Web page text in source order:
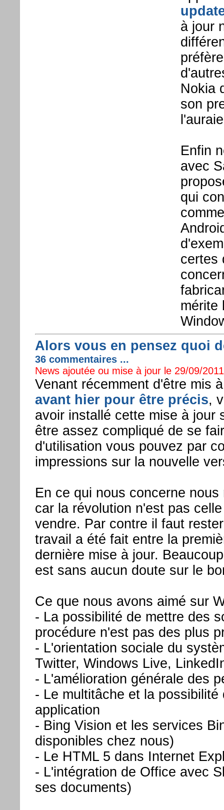
à jour
Nokia
son
Enfin
avec
qui
certes
mérite
Alors vous en pensez quoi
36 commentaires ...
News ajoutée ou mise à jour le 29/09/
Venant récemment d'être mis
avant hier pour être précis,
avoir installé cette mise à jour
être assez compliqué de se
d'utilisation vous pouvez par
impressions sur la nouvelle
En ce qui nous concerne
car la révolution n'est pas
vendre. Par contre il faut
travail a été fait entre la
dernière mise à jour.
est sans aucun doute sur le
Ce que nous avons aimé sur
- La possibilité de mettre des
procédure n'est pas des plus
- L'orientation sociale du
Twitter, Windows Live,
- L'amélioration générale des
- Le multitâche et la
application
- Bing Vision et les services
disponibles chez nous)
- Le HTML 5 dans Internet
- L'intégration de Office avec
ses documents)